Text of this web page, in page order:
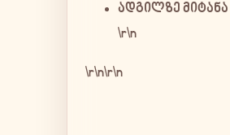
ადგილზე მიტანა
\r\n
\r\n\r\n